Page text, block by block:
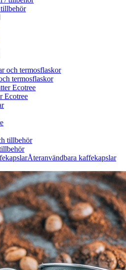
termosflaskor
Ecotree
Återanvändbara kaffekapslar